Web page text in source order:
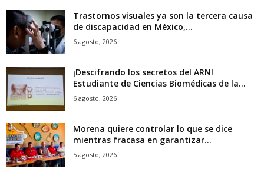
Trastornos visuales ya son la tercera causa
de discapacidad en México,...
6 agosto, 2026
¡Descifrando los secretos del ARN!
Estudiante de Ciencias Biomédicas de la...
6 agosto, 2026
Morena quiere controlar lo que se dice
mientras fracasa en garantizar...
5 agosto, 2026